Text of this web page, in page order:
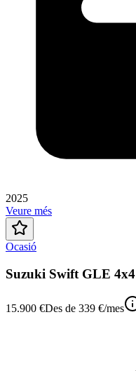
2025
Veure més
Ocasió
Suzuki Swift GLE 4x4
15.900 €Des de 339 €/mes